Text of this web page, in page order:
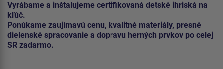
Vyrábame a inštalujeme certifikovaná detské ihriská na
kľúč.
Ponúkame zaujímavú cenu, kvalitné materiály, presné
dielenské spracovanie a dopravu herných prvkov po celej
SR zadarmo.